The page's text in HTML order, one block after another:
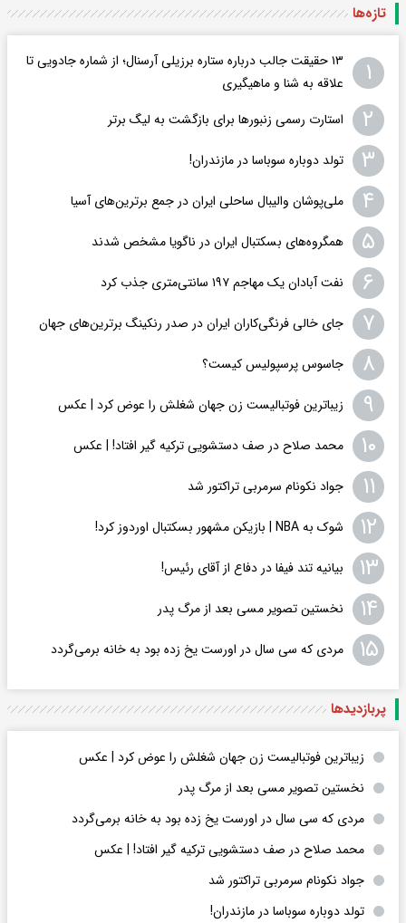
تازه‌ها
۱
۱۳ حقیقت جالب درباره ستاره برزیلی آرسنال؛ از شماره جادویی تا
علاقه به شنا و ماهیگیری
۲ استارت رسمی زنبورها برای بازگشت به لیگ برتر
۳ تولد دوباره سوباسا در مازندران!
۴ ملی‌پوشان والیبال ساحلی ایران در جمع برترین‌های آسیا
۵ همگروه‌های بسکتبال ایران در ناگویا مشخص شدند
۶ نفت آبادان یک مهاجم ۱۹۷ سانتی‌متری جذب کرد
۷ جای خالی فرنگی‌کاران ایران در صدر رنکینگ برترین‌های جهان
۸ جاسوس پرسپولیس کیست؟
۹ زیباترین فوتبالیست زن جهان شغلش را عوض کرد | عکس
۱۰ محمد صلاح در صف دستشویی ترکیه گیر افتاد! | عکس
۱۱ جواد نکونام سرمربی تراکتور شد
۱۲ شوک به NBA | بازیکن مشهور بسکتبال اوردوز کرد!
۱۳ بیانیه تند فیفا در دفاع از آقای رئیس!
۱۴ نخستین تصویر مسی بعد از مرگ پدر
۱۵ مردی که سی سال در اورست یخ زده بود به خانه برمی‌گردد
پربازدید‌ها
زیباترین فوتبالیست زن جهان شغلش را عوض کرد | عکس
نخستین تصویر مسی بعد از مرگ پدر
مردی که سی سال در اورست یخ زده بود به خانه برمی‌گردد
محمد صلاح در صف دستشویی ترکیه گیر افتاد! | عکس
جواد نکونام سرمربی تراکتور شد
تولد دوباره سوباسا در مازندران!